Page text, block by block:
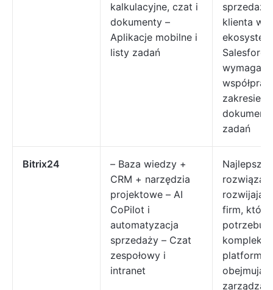
kalkulacyjne, czat i
dokumenty –
Aplikacje mobilne i
listy zadań
sprzedaży
klienta w
Salesforce,
zakresie
zadań
Bitrix24
– Baza wiedzy +
CRM + narzędzia
projektowe – AI
CoPilot i
automatyzacja
sprzedaży – Czat
zespołowy i
intranet
Najlepsze
firm, które
potrzebują
platformy